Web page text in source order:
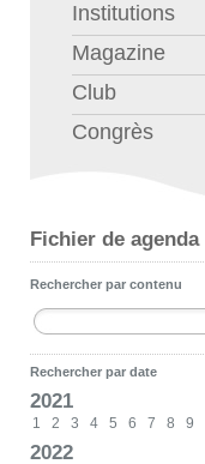
Institutions
Magazine
Club
Congrès
Fichier de agenda
Rechercher par contenu
Rechercher par date
2021
1 2 3 4 5 6 7 8 9
2022